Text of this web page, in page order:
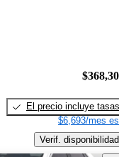
El precio incluye tasas
$6,693/mes
Verif. disponibilidad